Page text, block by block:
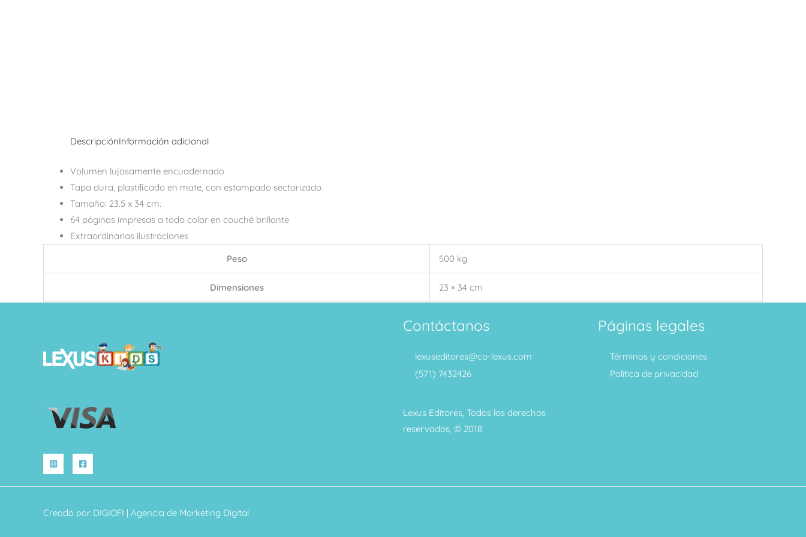
DescripciónInformación adicional
Volumen lujosamente encuadernado
Tapa dura, plastiﬁcado en mate, con estampado sectorizado
Tamaño: 23.5 x 34 cm.
64 páginas impresas a todo color en couché brillante
Extraordinarias ilustraciones
Peso
500 kg
Dimensiones 23 × 34 cm
Contáctanos
lexuseditores@co-lexus.com
(571) 7432426
Lexus Editores, Todos los derechos
reservados, © 2018
Páginas legales
Términos y condiciones
Política de privacidad
Creado por DIGIOFI | Agencia de Marketing Digital